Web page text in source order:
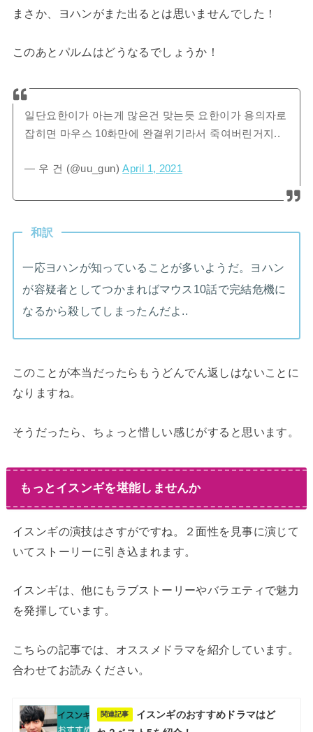
まさか、ヨハンがまた出るとは思いませんでした！
このあとパルムはどうなるでしょうか！
일단요한이가 아는게 많은건 맞는듯 요한이가 용의자로
잡히면 마우스 10화만에 완결위기라서 죽여버린거지..
— 우 건 (@uu_gun)April 1, 2021
和訳
一応ヨハンが知っていることが多いようだ。ヨハン
が容疑者としてつかまればマウス10話で完結危機に
なるから殺してしまったんだよ..
このことが本当だったらもう どんでん返 しはないことに
なりますね。
そうだったら、ちょっと惜しい感じがすると思います。
もっとイスンギを堪能しませんか
イスンギの演技はさすがですね。２面性を見事に演じて
いてストーリーに引き込まれます。
イスンギは、他にもラブストーリーやバラエティで魅力
を発揮しています。
こちらの記事では、オススメドラマを紹介しています。
合わせてお読みください。
関連記事
イスンギのおすすめドラマはど